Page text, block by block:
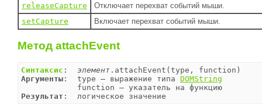
releaseCapture
Отключает перехват событий мыши.
setCapture
Включает перехват событий мыши.
Метод attachEvent
Синтаксис : элемент
Аргументы :  type — выражение типа DOMString
Результат :  логическое значение